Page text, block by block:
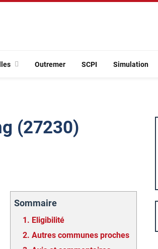
Outremer SCPI Simulation
(27230)
Sommaire
1. Eligibilité
2. Autres communes proches